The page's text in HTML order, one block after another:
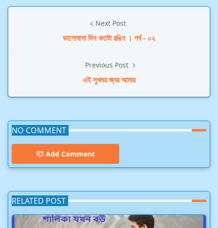
Next Post
ভালোবাসা দিন কতটা রঙিন । পর্ব - ০২
Previous Post
এই সুখময় জ্বর আমার
NO COMMENT
Add Comment
RELATED POST